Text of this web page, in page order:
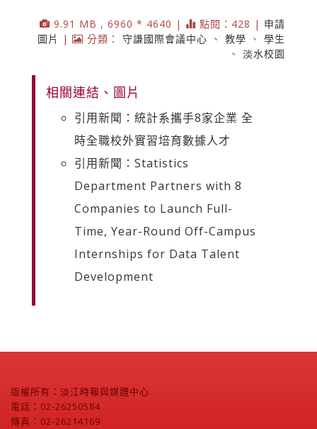
9.91 MB , 6960 * 4640 | 點閱：428 | 申請
圖片
| 分類： 守謙國際會議中心 、 教學 、 學生
、 淡水校園
相關連結、圖片
引用新聞：統計系攜手8家企業 全
時全職校外實習培育數據人才
引用新聞：Statistics
Department Partners with 8
Companies to Launch Full-
Time, Year-Round Off-Campus
Internships for Data Talent
Development
版權所有：淡江時報與媒體中心
電話：02-26250584
傳真：02-26214169